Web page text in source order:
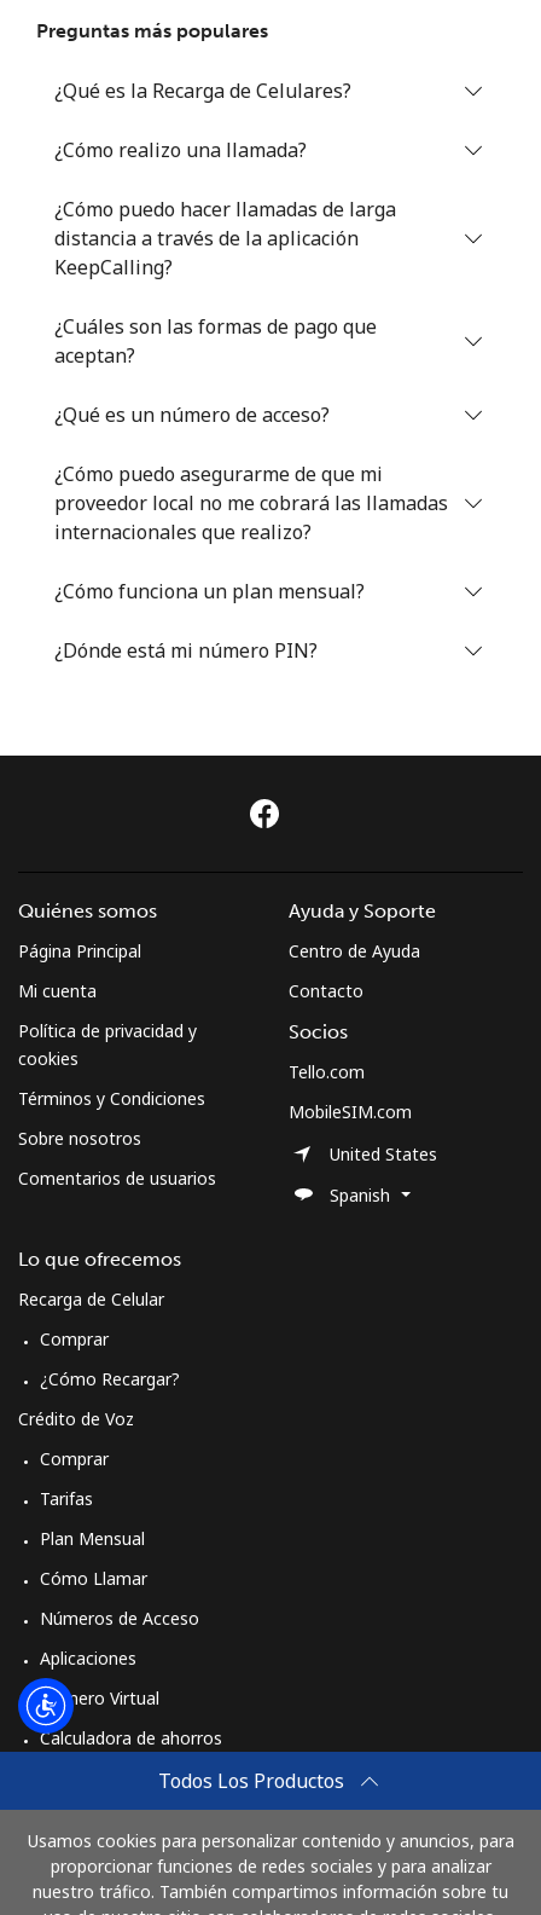
¿Olvidaste tu contraseña? →
Iniciar Sesión
Preguntas más populares
¿Qué es la Recarga de Celulares?
¿Cómo realizo una llamada?
¿Cómo puedo hacer llamadas de larga
distancia a través de la aplicación
KeepCalling?
¿Cuáles son las formas de pago que
aceptan?
¿Qué es un número de acceso?
¿Cómo puedo asegurarme de que mi
proveedor local no me cobrará las llamadas
internacionales que realizo?
¿Cómo funciona un plan mensual?
¿Dónde está mi número PIN?
Todos Los Productos
Usamos cookies para personalizar contenido y anuncios, para
proporcionar funciones de redes sociales y para analizar
nuestro tráfico. También compartimos información sobre tu
Quiénes somos
Página Principal
Mi cuenta
Política de privacidad y
cookies
Términos y Condiciones
Sobre nosotros
Comentarios de usuarios
Lo que ofrecemos
Recarga de Celular
Comprar
¿Cómo Recargar?
Crédito de Voz
Comprar
Tarifas
Plan Mensual
Cómo Llamar
Números de Acceso
Aplicaciones
Número Virtual
Calculadora de ahorros
Comprar
Cómo funciona
Ayuda y Soporte
Centro de Ayuda
Contacto
Socios
Tello.com
MobileSIM.com
United States
Spanish